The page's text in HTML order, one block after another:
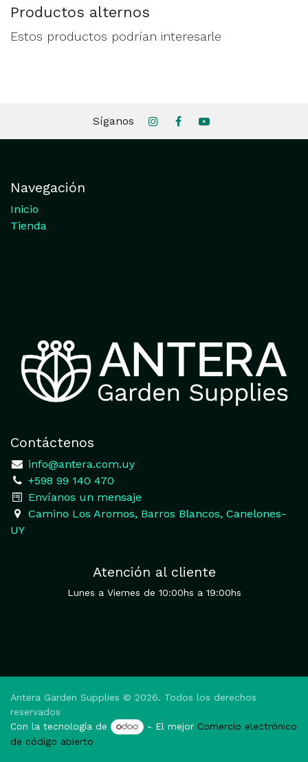
Productos alternos
Estos productos podrían interesarle
Síganos
Navegación
Inicio
Tienda
Contáctenos
info@antera.com.uy
+598 99 140 470
​Envíanos un mensaje
​Camino Los Aromos, Barros Blancos, Canelones-
UY
Atención al cliente
Lunes a Viernes de 10:00hs a 19:00hs
Antera Garden Supplies © 2026. Todos los derechos
reservados
Con la tecnología de
- El mejor Comercio electrónico
de código abierto